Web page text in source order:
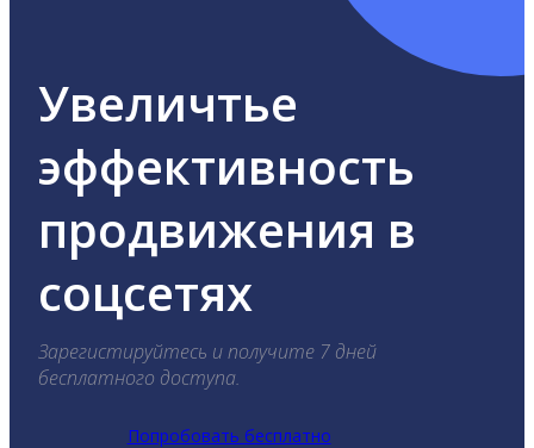
Увеличтье
эффективность
продвижения в
соцсетях
Зарегистируйтесь и получите 7 дней
бесплатного доступа.
Попробовать бесплатно